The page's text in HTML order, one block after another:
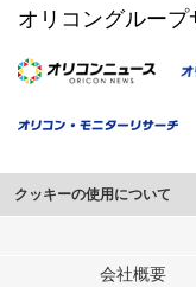
オリコングループ
クッキーの使用について
このサイトでは Cookie を
行っています。会社概要